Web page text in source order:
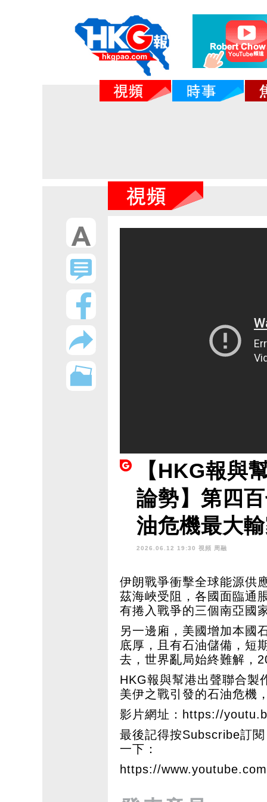
【HKG報與
論勢】第四
油危機最大
2026.06.12 19:30 視頻 周融
伊朗戰爭衝擊全球能源供
茲海峽受阻，各國面臨通
有捲入戰爭的三個南亞國
另一邊廂，美國增加本國
底厚，且有石油儲備，短
去，世界亂局始終難解，
HKG報與幫港出聲聯合製
美伊之戰引發的石油危機
影片網址： https://
最後記得按Subscribe訂
一下：
https://